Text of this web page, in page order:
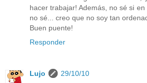
hacer trabajar! Además, no sé si
no sé... creo que no soy tan
Buen puente!
Responder
Lujo
29/10/10